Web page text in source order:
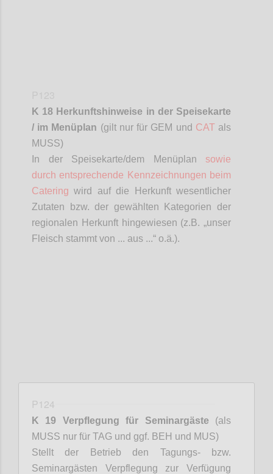
K 18 Herkunftshinweise in der Speisekarte
/ im Menüplan (gilt nur für GEM und CATals
MUSS)
In der Speisekarte/dem Menüplan sowie
durch entsprechende Kennzeichnungen beim
Catering wird auf die Herkunft wesentlicher
Zutaten bzw. der gewählten Kategorien der
regionalen Herkunft hingewiesen (z.B. „unser
Fleisch stammt von ... aus ...“ o.ä.).
P124
K 19 Verpflegung für Seminargäste (als
MUSS nur für TAG und ggf. BEH und MUS)
Stellt der Betrieb den Tagungs- bzw.
Seminargästen Verpflegung zur Verfügung